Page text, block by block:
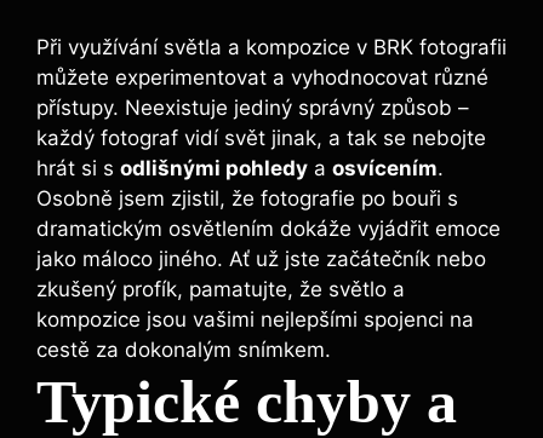
Při využívání světla a kompozice‍ v BRK fotografii⁤
můžete‌ experimentovat a vyhodnocovat různé
přístupy. Neexistuje jediný správný‍ způsob –
každý fotograf⁣ vidí ‌svět ⁣jinak, a ‌tak se nebojte⁢
hrát⁢ si s odlišnými pohledy a osvícením.
Osobně jsem zjistil, ‌že⁢ fotografie po bouři s
dramatickým osvětlením dokáže vyjádřit emoce
jako máloco jiného. Ať​ už jste začátečník nebo
‍zkušený ⁣profík,⁣ pamatujte, že světlo a
kompozice jsou vašimi nejlepšími ⁣spojenci ⁤na
cestě⁣ za dokonalým⁤ snímkem.
Typické chyby a